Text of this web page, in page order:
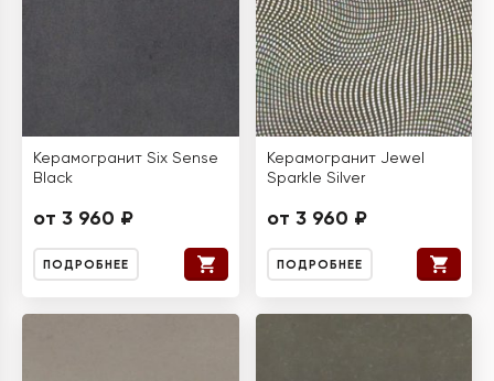
Керамогранит Six Sense
Black
от 3 960 ₽
ПОДРОБНЕЕ
Керамогранит Jewel
Sparkle Silver
от 3 960 ₽
ПОДРОБНЕЕ